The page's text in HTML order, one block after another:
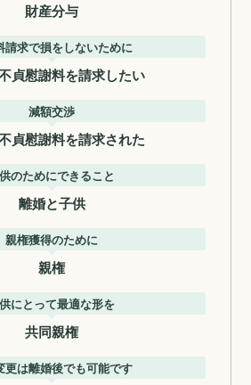
財産分与
請求で損をしないために
貞慰謝料を請求したい
減額交渉
貞慰謝料を請求された
のためにできること
離婚と子供
親権獲得のために
親権
にとって最適な形を
共同親権
更は離婚後でも可能です